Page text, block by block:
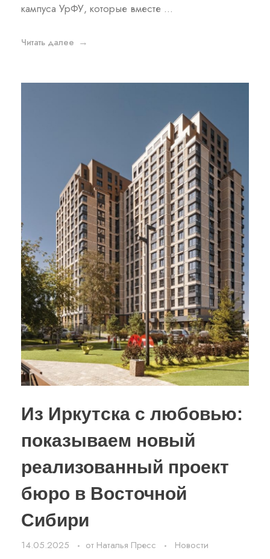
кампуса УрФУ, которые вместе ...
Читать далее
Из Иркутска с любовью:
показываем новый
реализованный проект
бюро в Восточной
Сибири
14.05.2025 от Наталья Пресс Новости